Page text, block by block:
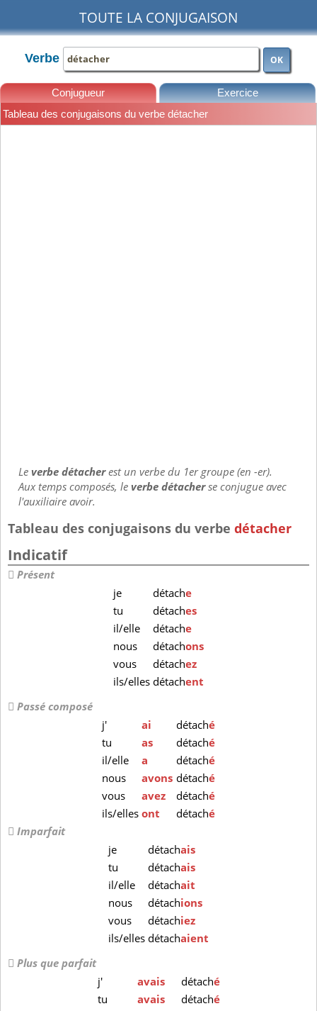
TOUTE LA CONJUGAISON
Verbe OK
Conjugueur Exercice
Tableau des conjugaisons du verbe détacher
Leverbe détacherest un verbe du 1er groupe (en -er).
Aux temps composés, leverbe détacherse conjugue avec
l'auxiliaire avoir.
Tableau des conjugaisons du verbe détacher
Indicatif
Présent
je
détache
tu
détaches
il/elle
détache
nous
détachons
vous
détachez
ils/ellesdétachent
Passé composé
j'
ai détaché
tu
as détaché
il/elle
a détaché
nous
avons détaché
vous
avez détaché
ils/ellesont détaché
Imparfait
je
détachais
tu
détachais
il/elle
détachait
nous
détachions
vous
détachiez
ils/ellesdétachaient
Plus que parfait
j'
avais détaché
tu
avais détaché